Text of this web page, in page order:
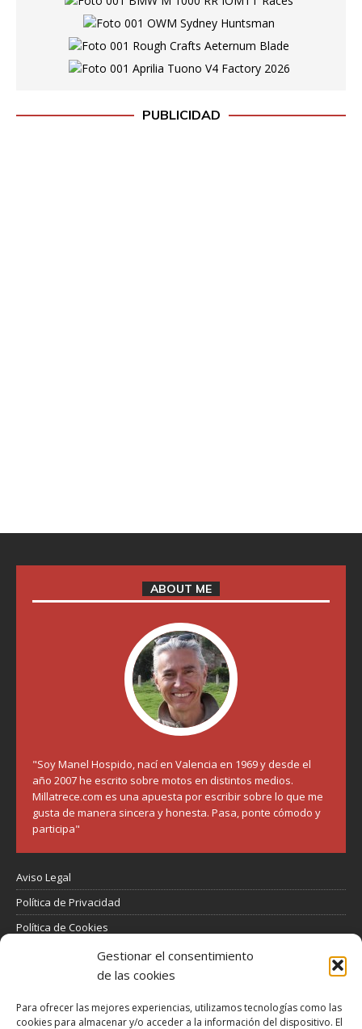
Gestionar el consentimiento
de las cookies
Para ofrecer las mejores experiencias, utilizamos tecnologías como las
cookies para almacenar y/o acceder a la información del dispositivo. El
PUBLICIDAD
ABOUT ME
"Soy Manel Hospido, nací en Valencia en 1969 y desde el
año 2007 he escrito sobre motos en distintos medios.
Millatrece.com es una apuesta por escribir sobre lo que me
gusta de manera sincera y honesta. Pasa, ponte cómodo y
participa"
Aviso Legal
Política de Privacidad
Política de Cookies
Más Información sobre Cookies
Términos y condiciones